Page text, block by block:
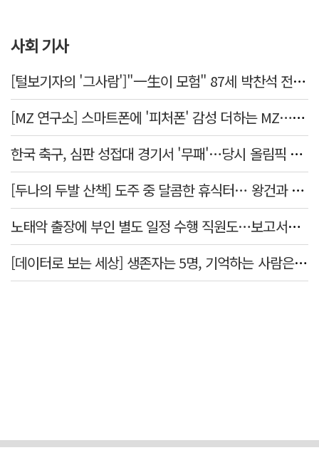
사회 기사
[털보기자의 '그사람']"一生이 모험" 87세 박찬석 전 경북대 총장
[MZ 연구소] 스마트폰에 '피처폰' 감성 더하는 MZ… 히퍼와 줄이어폰
한국 축구, 심판 성접대 경기서 '무패'…당시 올림픽 감독은 홍명보
[두나의 두발 산책] 도주 중 달콤한 휴식터… 왕건과 지명 산책
노태악 출장에 부인 별도 일정 수행 직원도…보고서엔 '공식일정 참석'
[데이터로 보는 세상] 생존자는 5명, 기억하는 사람은 늘었다